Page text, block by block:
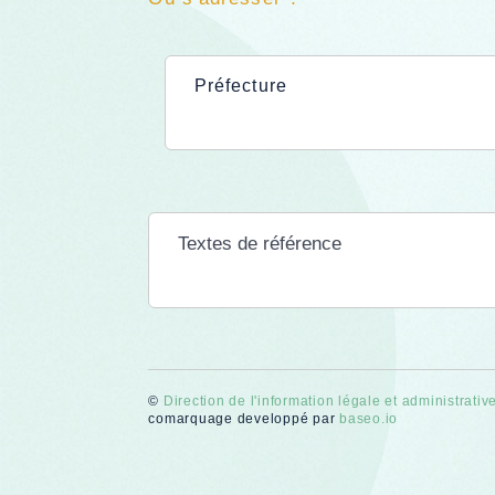
Préfecture
Textes de référence
© Direction de l'information légale et
comarquage developpé parbaseo.io